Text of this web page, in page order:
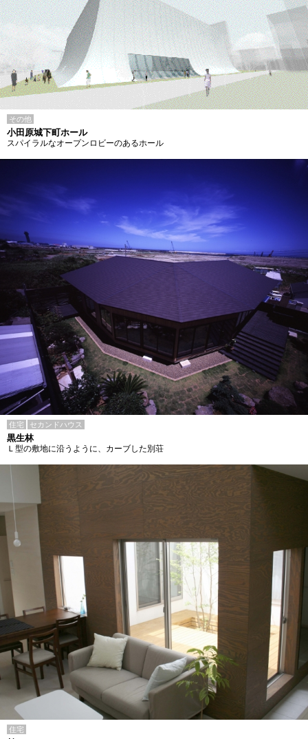
その他
小田原城下町ホール
スパイラルなオープンロビーのあるホール
住宅 セカンドハウス
黒生林
Ｌ型の敷地に沿うように、カーブした別荘
住宅